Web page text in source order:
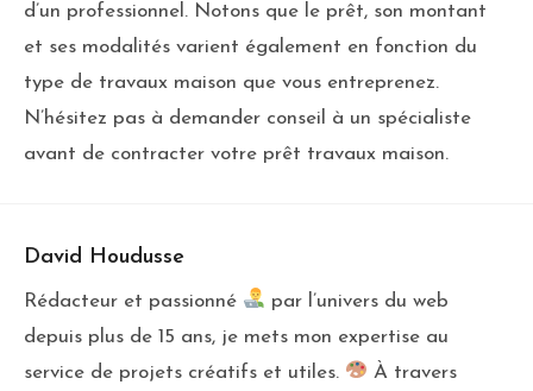
d’un professionnel. Notons que le prêt, son montant
et ses modalités varient également en fonction du
type de travaux maison que vous entreprenez.
N’hésitez pas à demander conseil à un spécialiste
avant de contracter votre prêt travaux maison.
David Houdusse
Rédacteur et passionné
par l’univers du web
depuis plus de 15 ans, je mets mon expertise au
service de projets créatifs et utiles.
À travers